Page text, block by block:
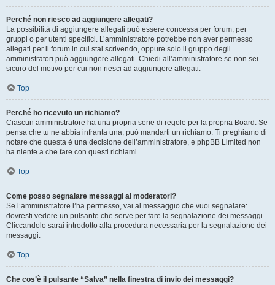
Perché non riesco ad aggiungere allegati?
La possibilità di aggiungere allegati può essere concessa per forum, per
gruppi o per utenti specifici. L’amministratore potrebbe non aver permesso
allegati per il forum in cui stai scrivendo, oppure solo il gruppo degli
amministratori può aggiungere allegati. Chiedi all’amministratore se non sei
sicuro del motivo per cui non riesci ad aggiungere allegati.
Top
Perché ho ricevuto un richiamo?
Ciascun amministratore ha una propria serie di regole per la propria Board. Se
pensa che tu ne abbia infranta una, può mandarti un richiamo. Ti preghiamo di
notare che questa è una decisione dell’amministratore, e phpBB Limited non
ha niente a che fare con questi richiami.
Top
Come posso segnalare messaggi ai moderatori?
Se l’amministratore l’ha permesso, vai al messaggio che vuoi segnalare:
dovresti vedere un pulsante che serve per fare la segnalazione dei messaggi.
Cliccandolo sarai introdotto alla procedura necessaria per la segnalazione dei
messaggi.
Top
Che cos’è il pulsante “Salva” nella finestra di invio dei messaggi?